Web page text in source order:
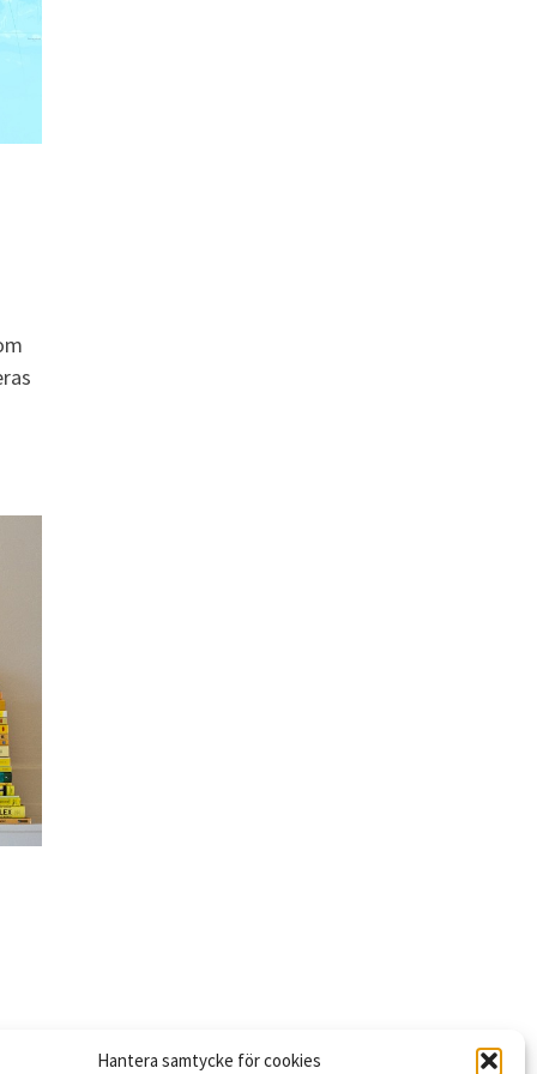
Hantera samtycke för cookies